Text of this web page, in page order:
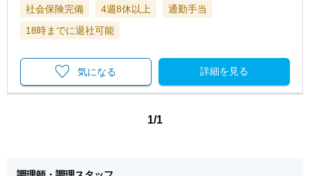
社会保険完備 4週8休以上
通勤手当
18時までに退社可能
詳細を見る
気になる
1/1